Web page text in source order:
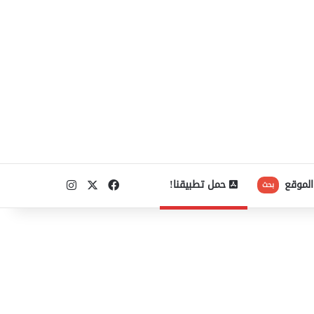
بحث حمل تطبيقنا! فيسبوكانستقرام